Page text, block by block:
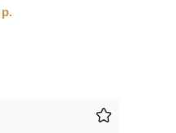
р.